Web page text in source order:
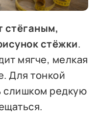
стёганым,
стёжки.
мягче, мелкая
Для тонкой
слишком редкую